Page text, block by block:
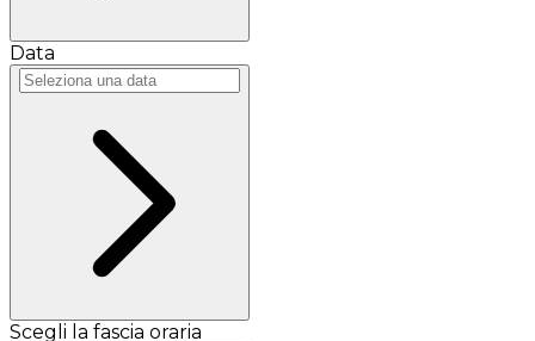
Data
Scegli la fascia oraria